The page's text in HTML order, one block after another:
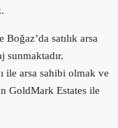
Boğaz’da satılık arsa
ile arsa sahibi olmak ve
GoldMark Estates ile